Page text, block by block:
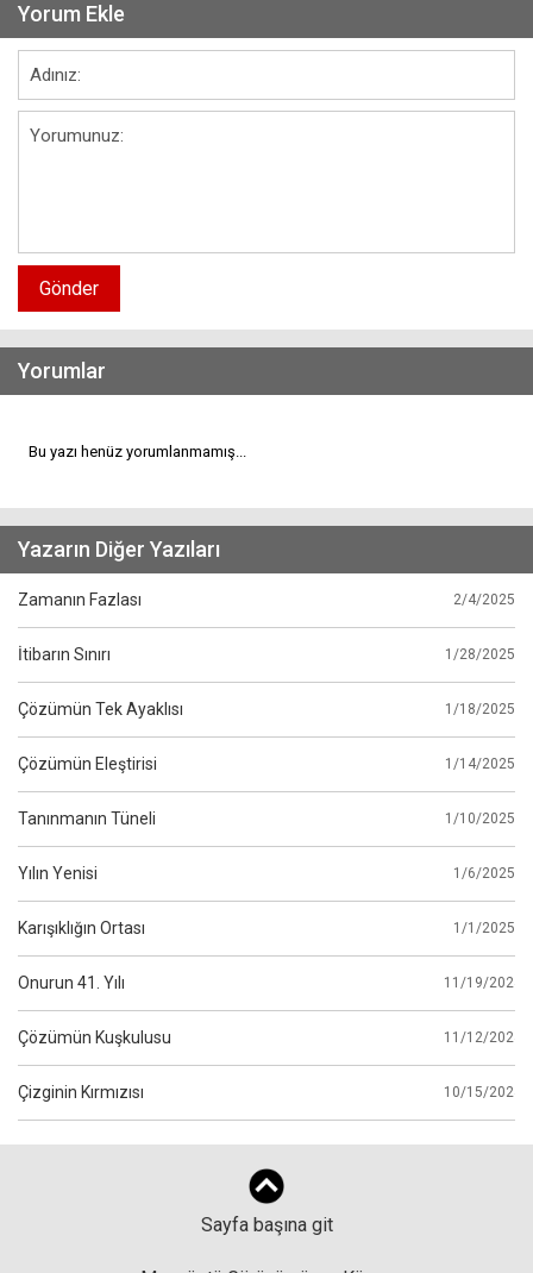
Yorum Ekle
Gönder
Yorumlar
Bu yazı henüz yorumlanmamış...
Yazarın Diğer Yazıları
Zamanın Fazlası 2/4/2025
İtibarın Sınırı 1/28/2025
Çözümün Tek Ayaklısı 1/18/2025
Çözümün Eleştirisi 1/14/2025
Tanınmanın Tüneli 1/10/2025
Yılın Yenisi 1/6/2025
Karışıklığın Ortası 1/1/2025
Onurun 41. Yılı 11/19/2024
Çözümün Kuşkulusu 11/12/2024
Çizginin Kırmızısı 10/15/2024
Sayfa başına git